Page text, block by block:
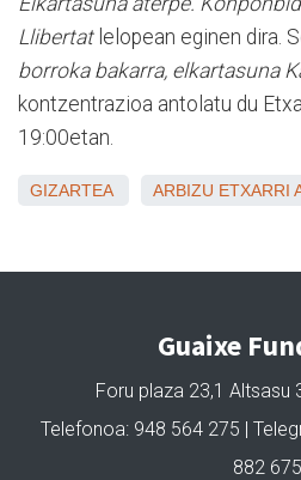
Llibertatlelopean eginen dira.
borroka bakarra, elkartasuna
kontzentrazioa antolatu du
19:00etan.
GIZARTEA ARBIZU ETXARRI
Guaixe
Foru plaza 23,1 Altsasu
Telefonoa: 948 564 275 |
882 675